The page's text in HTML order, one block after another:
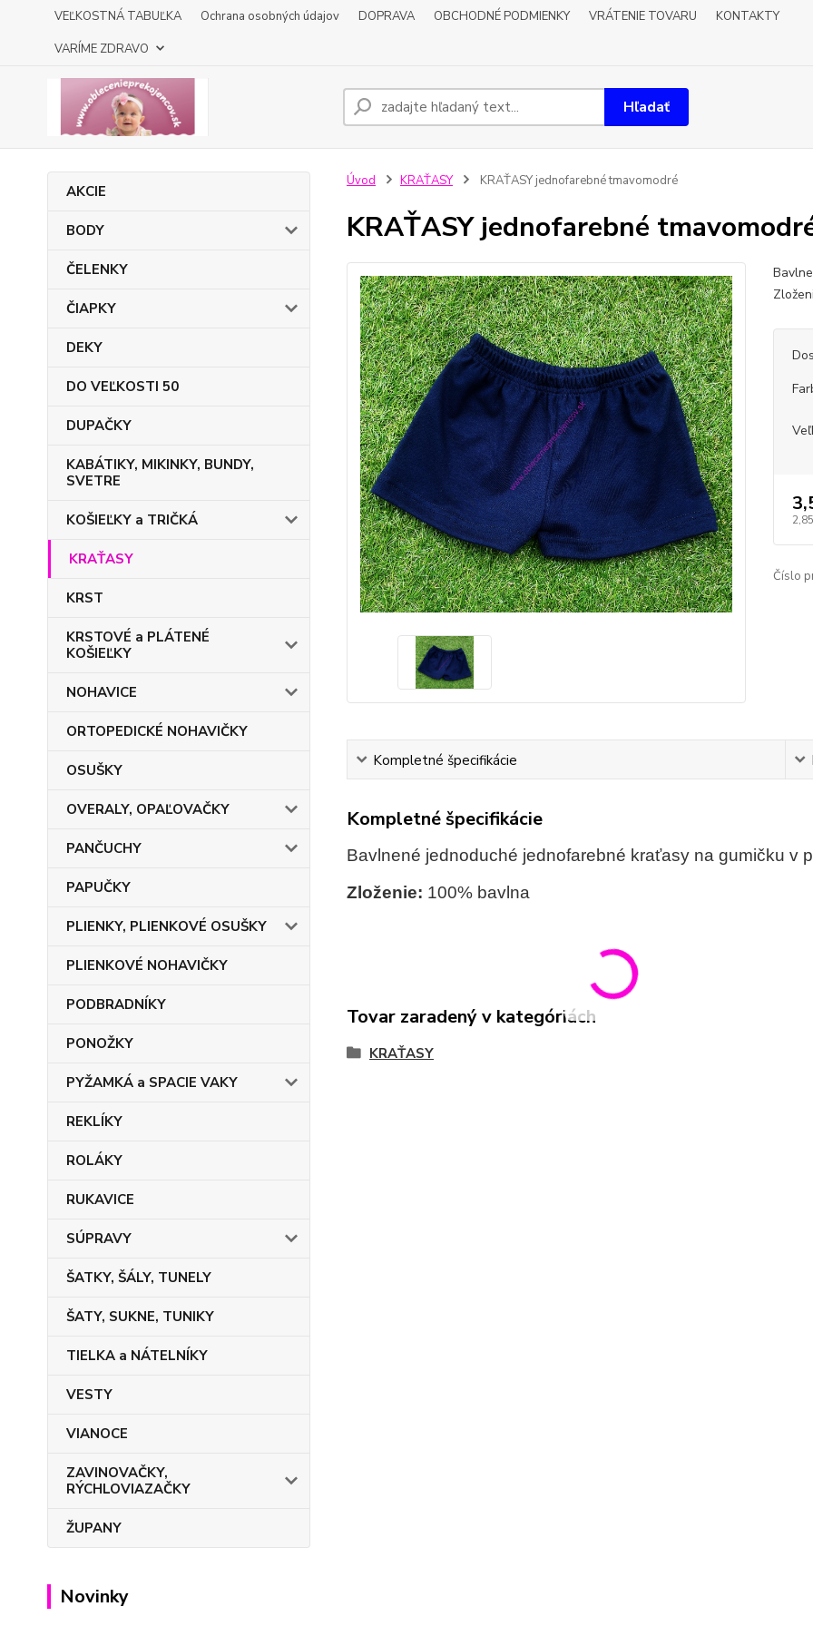
VEĽKOSTNÁ TABUĽKA Ochrana osobných údajov DOPRAVA OBCHODNÉ PODMIENKY VRÁTENIE TOVARU
KONTAKTY
VARÍME ZDRAVO
Hľadať
AKCIE
BODY
ČELENKY
ČIAPKY
DEKY
DO VEĽKOSTI 50
DUPAČKY
KABÁTIKY, MIKINKY, BUNDY,
SVETRE
KOŠIEĽKY a TRIČKÁ
KRAŤASY
KRST
KRSTOVÉ a PLÁTENÉ
KOŠIEĽKY
NOHAVICE
ORTOPEDICKÉ NOHAVIČKY
OSUŠKY
OVERALY, OPAĽOVAČKY
PANČUCHY
PAPUČKY
PLIENKY, PLIENKOVÉ OSUŠKY
PLIENKOVÉ NOHAVIČKY
PODBRADNÍKY
PONOŽKY
PYŽAMKÁ a SPACIE VAKY
REKLÍKY
ROLÁKY
RUKAVICE
SÚPRAVY
ŠATKY, ŠÁLY, TUNELY
ŠATY, SUKNE, TUNIKY
TIELKA a NÁTELNÍKY
VESTY
VIANOCE
ZAVINOVAČKY,
RÝCHLOVIAZAČKY
ŽUPANY
Novinky
Úvod KRAŤASY KRAŤASY jednofarebné tmavomodré
KRAŤASY jednofarebné
Číslo
Kompletné špecifikácie
Kompletné špecifikácie
Bavlnené jednoduché jednofarebné kraťasy na gumičku v
Zloženie: 100% bavlna
Tovar zaradený v kategóriách
KRAŤASY